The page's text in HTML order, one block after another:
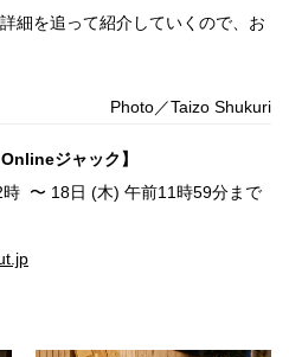
細を追って紹介していくので、お
Photo／Taizo Shukuri
ジャック】
時 〜 18日 (木) 午前11時59分まで